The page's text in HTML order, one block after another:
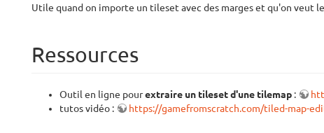
Utile quand on importe un tileset avec des marges et qu'on veut
Ressources
Outil en ligne pourextraire un tileset d'une tilemap :
tutos vidéo :
https://gamefromscratch.com/tiled-map-